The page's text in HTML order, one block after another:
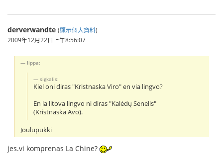
derverwandte (顯示個人資料)
2009年12月22日上午8:56:07
Iippa:
sigkalis:
Kiel oni diras "Kristnaska Viro" en via lingvo?
En la litova lingvo ni diras "Kalėdų Senelis"
(Kristnaska Avo).
Joulupukki
jes.vi komprenas La Chine?